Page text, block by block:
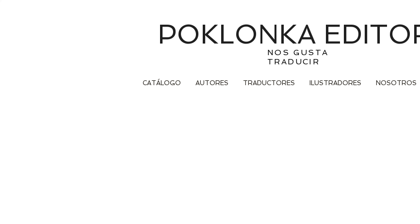
POKLONKA
NOS GUSTA
TRADUCIR
CATÁLOGO AUTORES TRADUCTORES ILUSTRADORES NOSOTROS